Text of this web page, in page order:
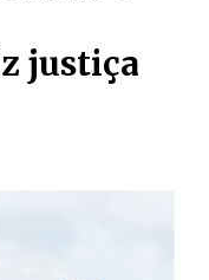
justiça